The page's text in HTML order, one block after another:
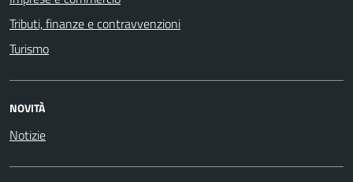
Tributi, finanze e contravvenzioni
Turismo
NOVITÀ
Notizie